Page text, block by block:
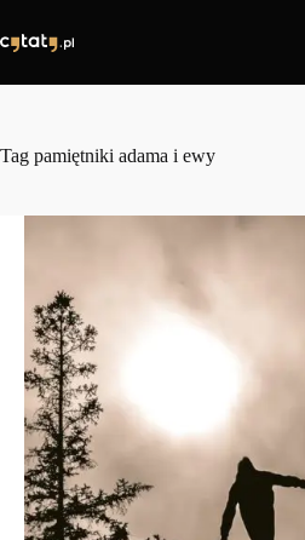
treści
Tag pamiętniki adama i ewy